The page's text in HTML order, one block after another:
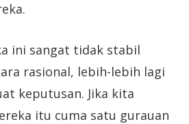
ini sangat tidak stabil
rasional, lebih-lebih lagi
keputusan. Jika kita
itu cuma satu gurauan